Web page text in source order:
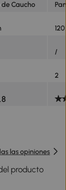
de Caucho
/
2
las opiniones
producto